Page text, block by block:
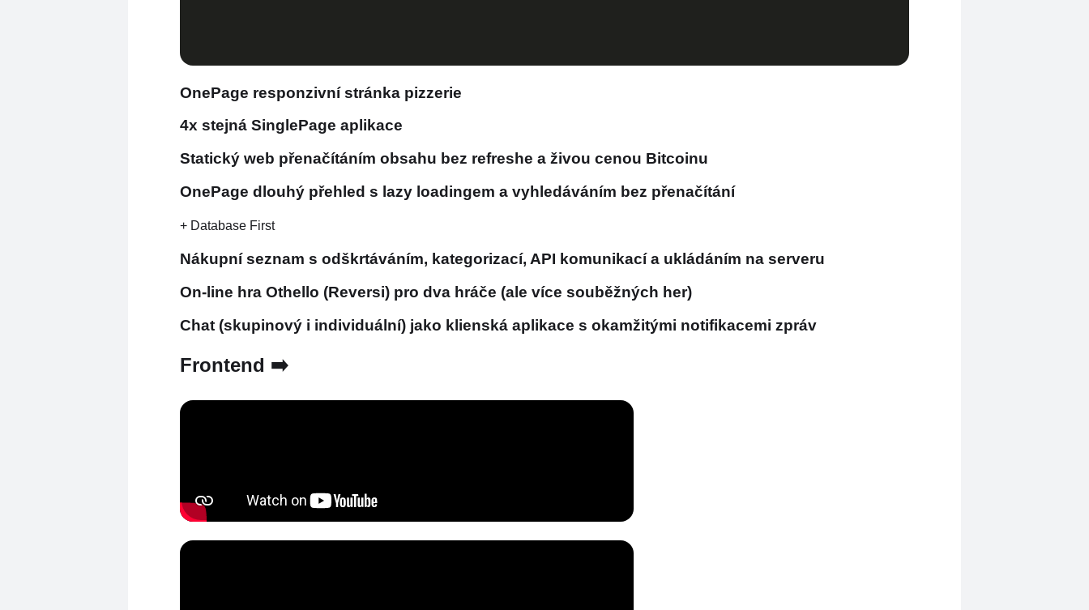
OnePage responzivní stránka pizzerie
4x stejná SinglePage aplikace
Statický web přenačítáním obsahu bez refreshe a živou cenou Bitcoinu
OnePage dlouhý přehled s lazy loadingem a vyhledáváním bez přenačítání
+ Database First
Nákupní seznam s odškrtáváním, kategorizací, API komunikací a ukládáním na serveru
On-line hra Othello (Reversi) pro dva hráče (ale více souběžných her)
Chat (skupinový i individuální) jako klienská aplikace s okamžitými notifikacemi zpráv
Frontend ➡️